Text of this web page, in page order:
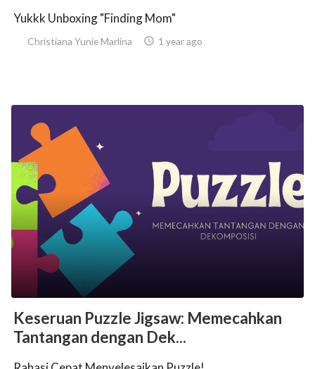
Yukkk Unboxing "Finding Mom"
Christiana Yunie Marlina  1 year ago
Keseruan Puzzle Jigsaw: Memecahkan
Tantangan dengan Dek...